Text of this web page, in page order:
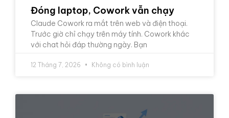
Đóng laptop, Cowork vẫn chạy
Claude Cowork ra mắt trên web và điện thoại.
Trước giờ chỉ chạy trên máy tính. Cowork khác
với chat hỏi đáp thường ngày. Bạn
12 Tháng 7, 2026 Không có bình luận